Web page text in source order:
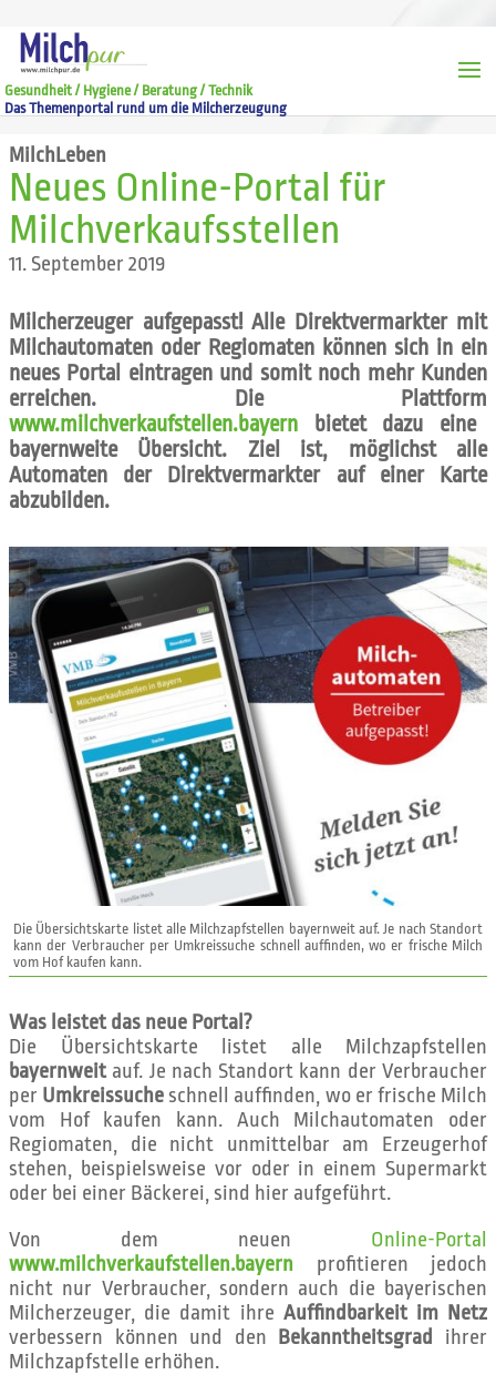
Gesundheit / Hygiene / Beratung / Technik
Das Themenportal rund um die Milcherzeugung
MilchLeben
Neues Online-Portal für
Milchverkaufsstellen
11. September 2019
Milcherzeuger aufgepasst! Alle Direktvermarkter mit
Milchautomaten oder Regiomaten können sich in ein
neues Portal eintragen und somit noch mehr Kunden
erreichen. Die Plattform
www.milchverkaufstellen.bayern bietet dazu eine
bayernweite Übersicht. Ziel ist, möglichst alle
Automaten der Direktvermarkter auf einer Karte
abzubilden.
Die Übersichtskarte listet alle Milchzapfstellen bayernweit auf. Je nach Standort
kann der Verbraucher per Umkreissuche schnell auffinden, wo er frische Milch
vom Hof kaufen kann.
Was leistet das neue Portal?
Die Übersichtskarte listet alle Milchzapfstellen
bayernweit auf. Je nach Standort kann der Verbraucher
per Umkreissucheschnell auffinden, wo er frische Milch
vom Hof kaufen kann. Auch Milchautomaten oder
Regiomaten, die nicht unmittelbar am Erzeugerhof
stehen, beispielsweise vor oder in einem Supermarkt
oder bei einer Bäckerei, sind hier aufgeführt.
Von dem neuen Online-Portal
www.milchverkaufstellen.bayern profitieren jedoch
nicht nur Verbraucher, sondern auch die bayerischen
Milcherzeuger, die damit ihre Auffindbarkeit im Netz
verbessern können und den Bekanntheitsgrad ihrer
Milchzapfstelle erhöhen.